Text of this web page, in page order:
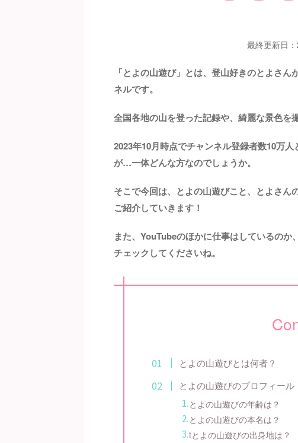
最終更新日
「とよの山遊び」とは、登山好きのとよさ
ネルです。
全国各地の山を登った記録や、綺麗な景色を
2023年10月時点でチャンネル登録者数10万
が…一体どんな方なのでしょうか。
そこで今回は、とよの山遊びこと、とよさん
ご紹介していきます！
また、YouTubeのほかに仕事はしているの
チェックしてくださいね。
とよの山遊びとは何者？
とよの山遊びのプロフィール
とよの山遊びの年齢は？
とよの山遊びの本名は？
tとよの山遊びの出身地は？